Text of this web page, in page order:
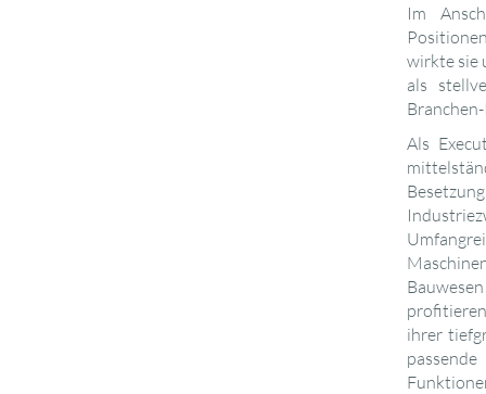
Im
wirkte sie
als
Als
ihrer